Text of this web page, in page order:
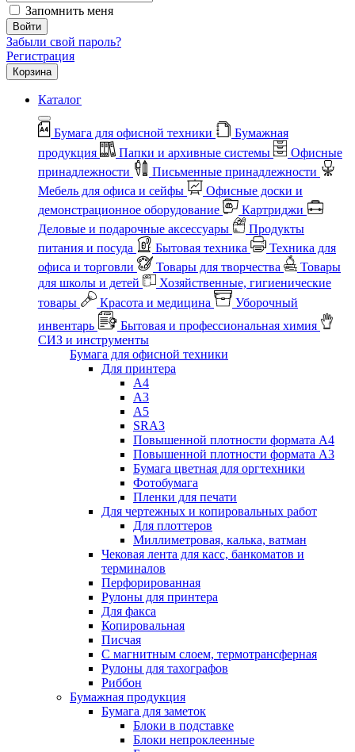
Запомнить меня
Войти
Забыли свой пароль?
Регистрация
Корзина
Каталог
Бумага для офисной техники
Бумажная
продукция
Папки и архивные системы
Офисные
принадлежности
Письменные принадлежности
Мебель для офиса и сейфы
Офисные доски и
демонстрационное оборудование
Картриджи
Деловые и подарочные аксессуары
Продукты
питания и посуда
Бытовая техника
Техника для
офиса и торговли
Товары для творчества
Товары
для школы и детей
Хозяйственные, гигиенические
товары
Красота и медицина
Уборочный
инвентарь
Бытовая и профессиональная химия
СИЗ и инструменты
Бумага для офисной техники
Для принтера
А4
А3
А5
SRA3
Повышенной плотности формата А4
Повышенной плотности формата А3
Бумага цветная для оргтехники
Фотобумага
Пленки для печати
Для чертежных и копировальных работ
Для плоттеров
Миллиметровая, калька, ватман
Чековая лента для касс, банкоматов и
терминалов
Перфорированная
Рулоны для принтера
Для факса
Копировальная
Писчая
С магнитным слоем, термотрансферная
Рулоны для тахографов
Риббон
Бумажная продукция
Бумага для заметок
Блоки в подставке
Блоки непроклеенные